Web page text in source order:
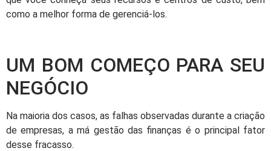
como a melhor forma de gerenciá-los.
UM BOM COMEÇO PARA SEU
NEGÓCIO
Na maioria dos casos, as falhas observadas durante a criação
de empresas, a má gestão das finanças é o principal fator
desse fracasso.